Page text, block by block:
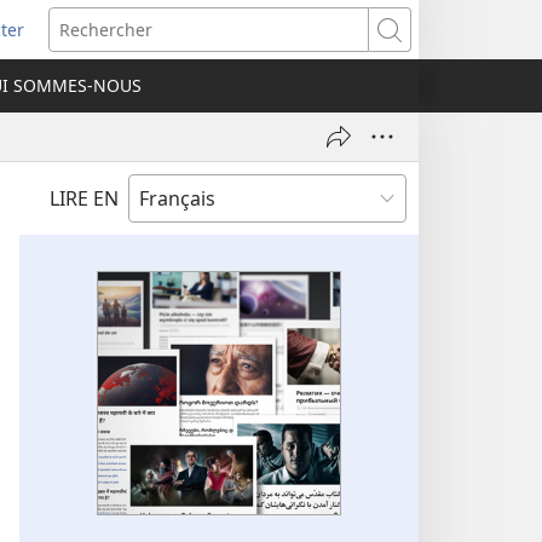
Rechercher
SOMMES-NOUS
LIRE EN